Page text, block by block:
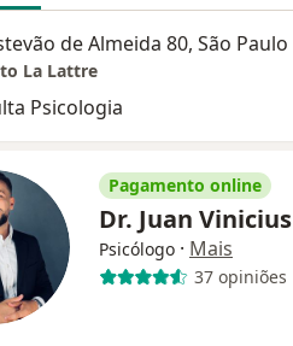
de Almeida 80, São Paulo
La Lattre
Psicologia
Pagamento online
Dr. Juan Vinicius
Psicólogo · Mais
37 opiniões